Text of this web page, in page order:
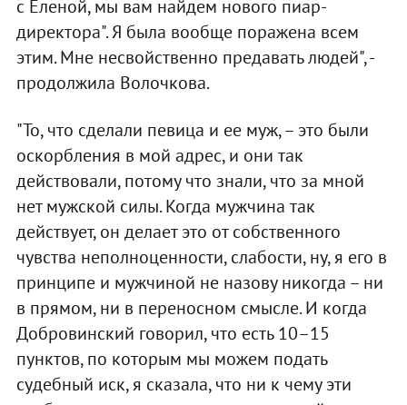
с Еленой, мы вам найдем нового пиар-
директора". Я была вообще поражена всем
этим. Мне несвойственно предавать людей", -
продолжила Волочкова.
"То, что сделали певица и ее муж, – это были
оскорбления в мой адрес, и они так
действовали, потому что знали, что за мной
нет мужской силы. Когда мужчина так
действует, он делает это от собственного
чувства неполноценности, слабости, ну, я его в
принципе и мужчиной не назову никогда – ни
в прямом, ни в переносном смысле. И когда
Добровинский говорил, что есть 10–15
пунктов, по которым мы можем подать
судебный иск, я сказала, что ни к чему эти